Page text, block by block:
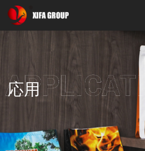
応用